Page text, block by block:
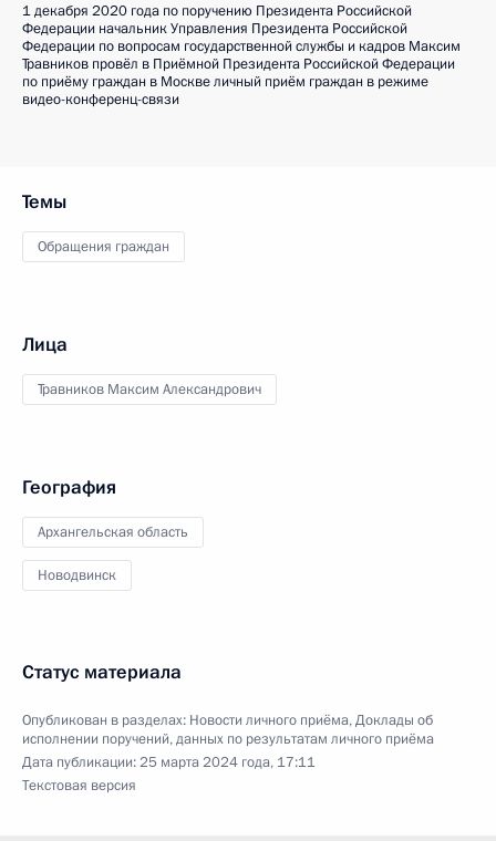
1 декабря 2020 года по поручению Президента Российской
Федерации начальник Управления Президента Российской
Федерации по вопросам государственной службы и кадров Максим
Травников провёл в Приёмной Президента Российской Федерации
по приёму граждан в Москве личный приём граждан в режиме
видео-конференц-связи
Темы
Обращения граждан
Лица
Травников Максим Александрович
География
Архангельская область
Новодвинск
Статус материала
Опубликован в разделах: Новости личного приёма,Доклады об
исполнении поручений, данных по результатам личного приёма
Дата публикации:25 марта 2024 года, 17:11
Текстовая версия